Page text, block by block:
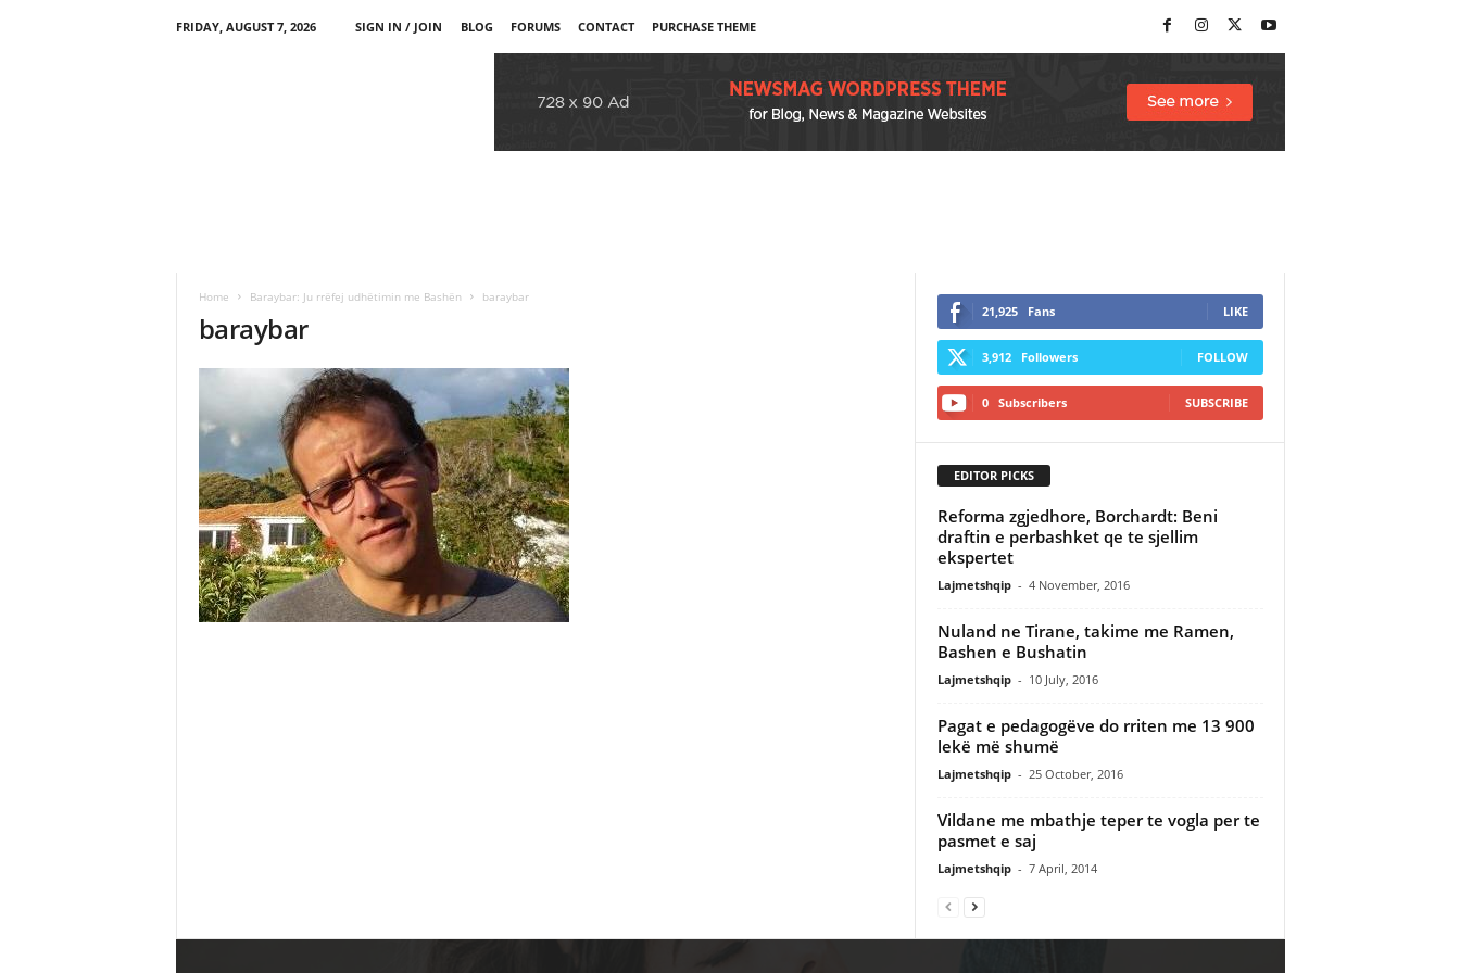
FRIDAY, AUGUST 7, 2026 SIGN IN / JOIN BLOG FORUMS CONTACT PURCHASE THEME
Home Baraybar: Ju rrëfej udhëtimin me Bashën baraybar
baraybar 21,925 Fans LIKE
3,912 Followers FOLLOW
0 Subscribers SUBSCRIBE
EDITOR PICKS
Reforma zgjedhore, Borchardt: Beni
draftin e perbashket qe te sjellim
ekspertet
Lajmetshqip - 4 November, 2016
Nuland ne Tirane, takime me Ramen,
Bashen e Bushatin
Lajmetshqip - 10 July, 2016
Pagat e pedagogëve do rriten me 13 900
lekë më shumë
Lajmetshqip - 25 October, 2016
Vildane me mbathje teper te vogla per te
pasmet e saj
Lajmetshqip - 7 April, 2014